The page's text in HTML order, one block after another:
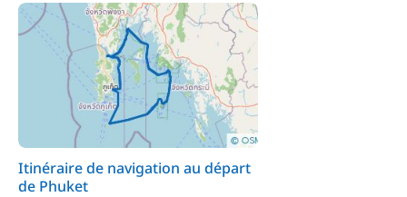
Itinéraire de navigation au départ
de Phuket